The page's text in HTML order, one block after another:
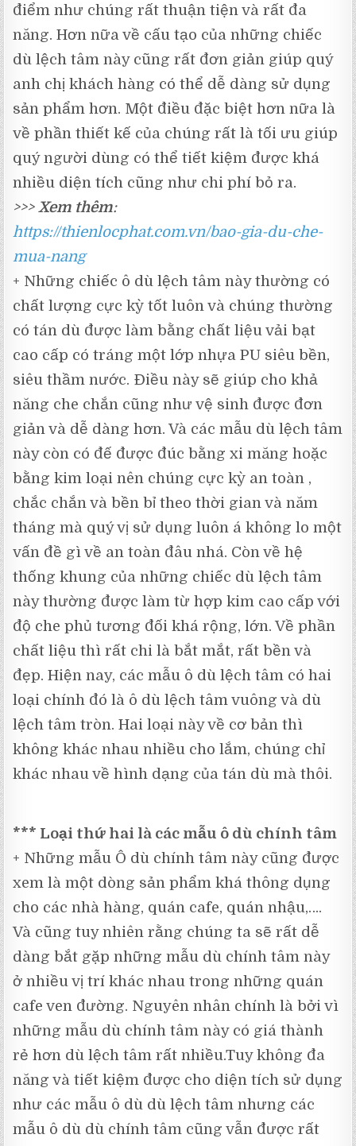
điểm như chúng rất thuận tiện và rất đa
năng. Hơn nữa về cấu tạo của những chiếc
dù lệch tâm này cũng rất đơn giản giúp quý
anh chị khách hàng có thể dễ dàng sử dụng
sản phẩm hơn. Một điều đặc biệt hơn nữa là
về phần thiết kế của chúng rất là tối ưu giúp
quý người dùng có thể tiết kiệm được khá
nhiều diện tích cũng như chi phí bỏ ra.
>>> Xem thêm:
https://thienlocphat.com.vn/bao-gia-du-che-
mua-nang
+ Những chiếc ô dù lệch tâm này thường có
chất lượng cực kỳ tốt luôn và chúng thường
có tán dù được làm bằng chất liệu vải bạt
cao cấp có tráng một lớp nhựa PU siêu bền,
siêu thầm nước. Điều này sẽ giúp cho khả
năng che chắn cũng như vệ sinh được đơn
giản và dễ dàng hơn. Và các mẫu dù lệch tâm
này còn có đế được đúc bằng xi măng hoặc
bằng kim loại nên chúng cực kỳ an toàn ,
chắc chắn và bền bỉ theo thời gian và năm
tháng mà quý vị sử dụng luôn á không lo một
vấn đề gì về an toàn đâu nhá. Còn về hệ
thống khung của những chiếc dù lệch tâm
này thường được làm từ hợp kim cao cấp với
độ che phủ tương đối khá rộng, lớn. Về phần
chất liệu thì rất chi là bắt mắt, rất bền và
đẹp. Hiện nay, các mẫu ô dù lệch tâm có hai
loại chính đó là ô dù lệch tâm vuông và dù
lệch tâm tròn. Hai loại này về cơ bản thì
không khác nhau nhiều cho lắm, chúng chỉ
khác nhau về hình dạng của tán dù mà thôi.
*** Loại thứ hai là các mẫu ô dù chính tâm
+ Những mẫu Ô dù chính tâm này cũng được
xem là một dòng sản phẩm khá thông dụng
cho các nhà hàng, quán cafe, quán nhậu,….
Và cũng tuy nhiên rằng chúng ta sẽ rất dễ
dàng bắt gặp những mẫu dù chính tâm này
ở nhiều vị trí khác nhau trong những quán
cafe ven đường. Nguyên nhân chính là bởi vì
những mẫu dù chính tâm này có giá thành
rẻ hơn dù lệch tâm rất nhiều.Tuy không đa
năng và tiết kiệm được cho diện tích sử dụng
như các mẫu ô dù dù lệch tâm nhưng các
mẫu ô dù dù chính tâm cũng vẫn được rất